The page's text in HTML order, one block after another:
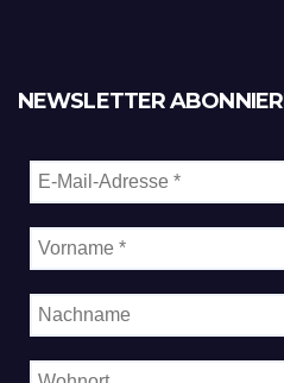
NEWSLETTER